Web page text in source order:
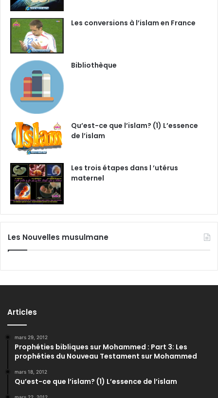
Les conversions à l’islam en France
Bibliothèque
Qu’est-ce que l’islam? (1) L’essence
de l’islam
Les trois étapes dans l ’utérus
maternel
Les Nouvelles musulmane
Articles
mars 29, 2012
Prophéties bibliques sur Mohammed : Part 3: Les
prophéties du Nouveau Testament sur Mohammed
mars 18, 2012
Qu’est-ce que l’islam? (1) L’essence de l’islam